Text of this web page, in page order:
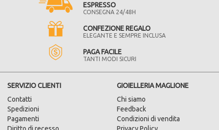
ESPRESSO
CONSEGNA 24/48H
CONFEZIONE REGALO
ELEGANTE E SEMPRE INCLUSA
PAGA FACILE
TANTI MODI SICURI
SERVIZIO CLIENTI
Contatti
Spedizioni
Pagamenti
GIOIELLERIA MAGLIONE
Chi siamo
Feedback
Condizioni di vendita